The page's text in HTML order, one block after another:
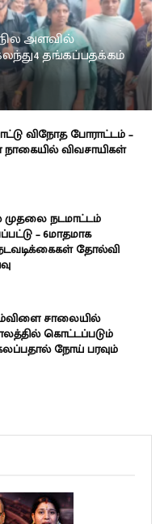
அளவில்
தங்கப்பதக்கம்
விநோத போராட்டம் –
விவசாயிகள்
முதலை நடமாட்டம்
– 6மாதமாக
தோல்வி
சாலையில்
கொட்டப்படும்
நோய் பரவும்